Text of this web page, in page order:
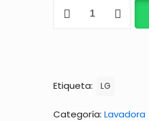
Etiqueta: LG
Categoría: Lavadora